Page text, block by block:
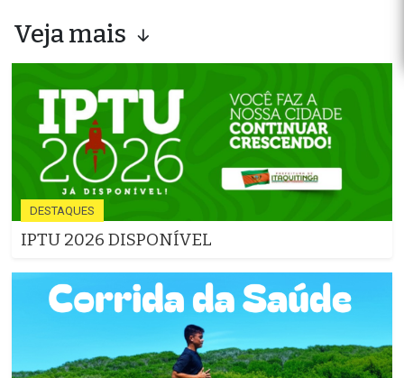
Veja mais
DESTAQUES
IPTU 2026 DISPONÍVEL